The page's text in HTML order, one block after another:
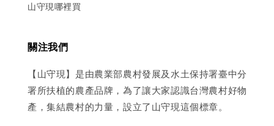
山守現哪裡買
關注我們
【山守現】是由農業部農村發展及水土保持署臺中分
署所扶植的農產品牌，為了讓大家認識台灣農村好物
產，集結農村的力量，設立了山守現這個標章。